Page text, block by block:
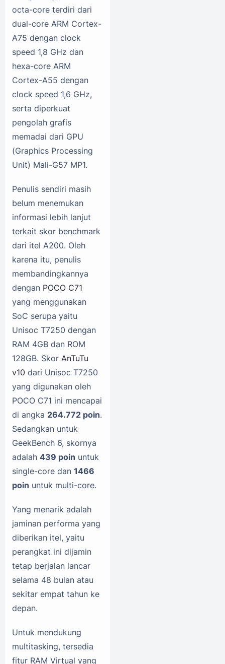
octa-core terdiri dari
dual-core ARM Cortex-
A75 dengan clock
speed 1,8 GHz dan
hexa-core ARM
Cortex-A55 dengan
clock speed 1,6 GHz,
serta diperkuat
pengolah grafis
memadai dari GPU
(Graphics Processing
Unit) Mali-G57 MP1.
Penulis sendiri masih
belum menemukan
informasi lebih lanjut
terkait skor benchmark
dari itel A200. Oleh
karena itu, penulis
membandingkannya
dengan POCO C71
yang menggunakan
SoC serupa yaitu
Unisoc T7250 dengan
RAM 4GB dan ROM
128GB. Skor AnTuTu
v10 dari Unisoc T7250
yang digunakan oleh
POCO C71 ini mencapai
di angka 264.772 poin.
Sedangkan untuk
GeekBench 6, skornya
adalah 439 poin untuk
single-core dan 1466
poin untuk multi-core.
Yang menarik adalah
jaminan performa yang
diberikan itel, yaitu
perangkat ini dijamin
tetap berjalan lancar
selama 48 bulan atau
sekitar empat tahun ke
depan.
Untuk mendukung
multitasking, tersedia
fitur RAM Virtual yang